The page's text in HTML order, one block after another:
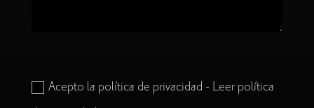
Acepto la política de privacidad - Leer política